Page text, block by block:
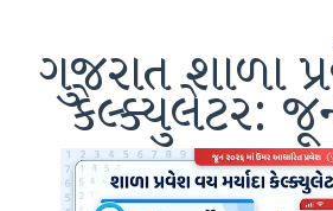
ગુજરાત શાળા
કેલ્ક્યુલેટર: